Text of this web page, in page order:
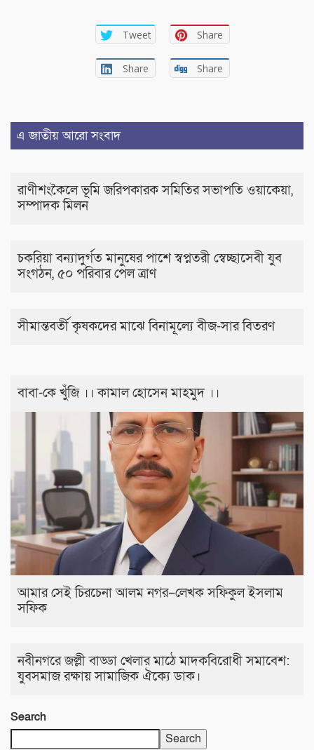
Tweet Share
Share Share
এ জাতীয় আরো সংবাদ
রাণীশংকৈলে ভূমি জরিপকারক সমিতির সভাপতি ওয়াকেয়া,
সম্পাদক মিলন
চকরিয়া বন্যাদুর্গত মানুষের পাশে স্বপ্নতরী স্বেচ্ছাসেবী যুব
সংগঠন, ৫০ পরিবার পেল ত্রাণ
সীমান্তবর্তী কৃষকদের মাঝে বিনামূল্যে বীজ-সার বিতরণ
বাবা-কে খুঁজি ।। কামাল হোসেন মাহমুদ ।।
আমার সেই চিরচেনা আলম নগর–লেখক সফিকুল ইসলাম
সফিক
নবীনগরে জল্লী বাড্ডা খেলার মাঠে মাদকবিরোধী সমাবেশ:
যুবসমাজ রক্ষায় সামাজিক ঐক্যে ডাক।
Search
Search